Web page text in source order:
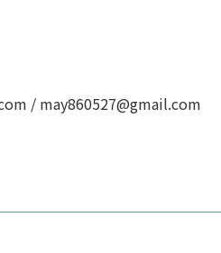
/ may860527@gmail.com